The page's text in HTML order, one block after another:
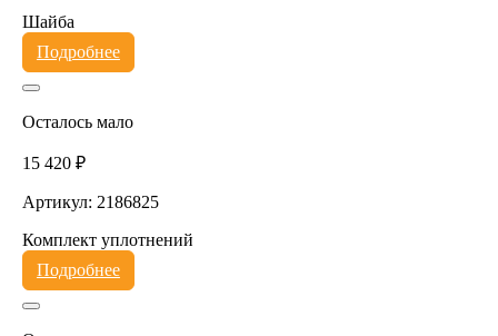
Шайба
Подробнее
Осталось мало
15 420 ₽
Артикул: 2186825
Комплект уплотнений
Подробнее